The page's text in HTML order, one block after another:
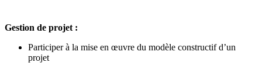
Gestion de projet :
Participer à la mise en œuvre du modèle constructif d’un
projet